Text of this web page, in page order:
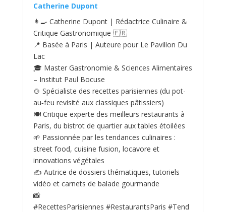
Catherine Dupont
👩‍🍳 Catherine Dupont | Rédactrice Culinaire &
Critique Gastronomique 🇫🇷
📍 Basée à Paris | Auteure pour Le Pavillon Du
Lac
🎓 Master Gastronomie & Sciences Alimentaires
– Institut Paul Bocuse
🍲 Spécialiste des recettes parisiennes (du pot-
au‑feu revisité aux classiques pâtissiers)
🍽️ Critique experte des meilleurs restaurants à
Paris, du bistrot de quartier aux tables étoilées
🌱 Passionnée par les tendances culinaires :
street food, cuisine fusion, locavore et
innovations végétales
✍️ Autrice de dossiers thématiques, tutoriels
vidéo et carnets de balade gourmande
📸
#RecettesParisiennes #RestaurantsParis #Tend